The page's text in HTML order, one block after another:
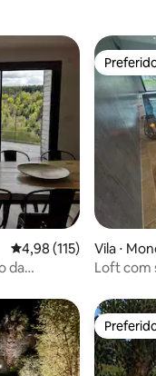
hóspedes
4,98 de uma avaliação
4,98 (115)
da
Vila ⋅
Loft com